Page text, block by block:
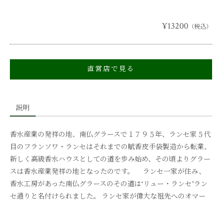
¥13200 （税込）
直営店で見る
説明
香水産業の発祥の地、南仏グラースで１７９５年、ランセ家５代
目のフランソワ・ランセはそれまでの賦香皮手袋製造から転業、
新しく高級香水ハウスとしての道を歩み始め、その頃よりグラー
スは香水産業発祥の地となったのです。 ランセ一家が住み、
香水工房があった南仏グラースのその道は“リュー・ランセ”ラン
セ通りと名付けられました。 ランセ家が偉大な祖先へのオマー